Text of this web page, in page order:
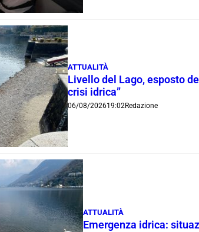
ATTUALITÀ
Livello del Lago, esposto
crisi idrica”
06/08/202619:02Redazione
ATTUALITÀ
Emergenza idrica: